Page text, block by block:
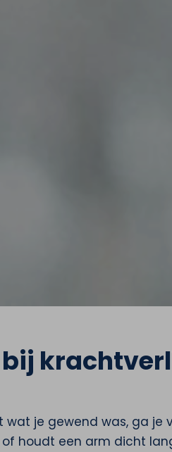
je gewend was, ga je
houdt een arm dicht